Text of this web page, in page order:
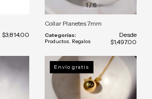
$3,814.00
1 /6
Collar Planetes 7mm
Categorías:
Productos, Regalos
Desde
$1,497.00
Envío gratis